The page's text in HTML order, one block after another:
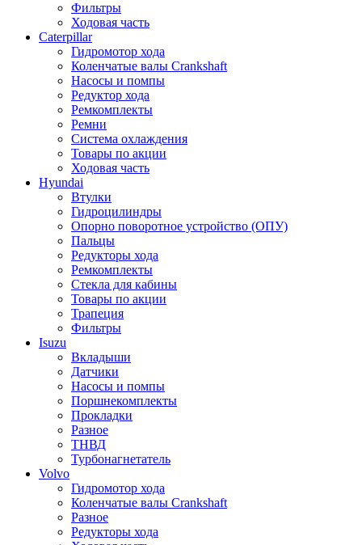
Фильтры
Ходовая часть
Caterpillar
Гидромотор хода
Коленчатые валы Crankshaft
Насосы и помпы
Редуктор хода
Ремкомплекты
Ремни
Система охлаждения
Товары по акции
Ходовая часть
Hyundai
Втулки
Гидроцилиндры
Опорно поворотное устройство (ОПУ)
Пальцы
Редукторы хода
Ремкомплекты
Стекла для кабины
Товары по акции
Трапеция
Фильтры
Isuzu
Вкладыши
Датчики
Насосы и помпы
Поршнекомплекты
Прокладки
Разное
ТНВД
Турбонагнетатель
Volvo
Гидромотор хода
Коленчатые валы Crankshaft
Разное
Редукторы хода